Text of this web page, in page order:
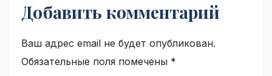
Добавить комментарий
Ваш адрес email не будет опубликован.
Обязательные поля помечены *